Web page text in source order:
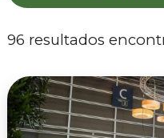
96 resultados